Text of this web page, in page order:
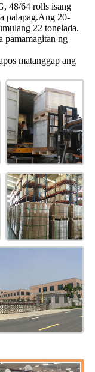
48/64 rolls isang
palapag.Ang 20-
22 tonelada.
pamamagitan ng
matanggap ang